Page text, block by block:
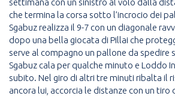
settimana con un sinistro al volo dalla
che termina la corsa sotto l’incrocio dei
Sgabuz realizza il 9-7 con un diagonale
dopo una bella giocata di Pillai che
serve al compagno un pallone da spedire
Sgabuz cala per qualche minuto e Loddo
subito. Nel giro di altri tre minuti ribalta il
ancora lui, accorcia le distanze con un tiro